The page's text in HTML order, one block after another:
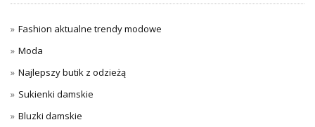
Fashion aktualne trendy modowe
Moda
Najlepszy butik z odzieżą
Sukienki damskie
Bluzki damskie